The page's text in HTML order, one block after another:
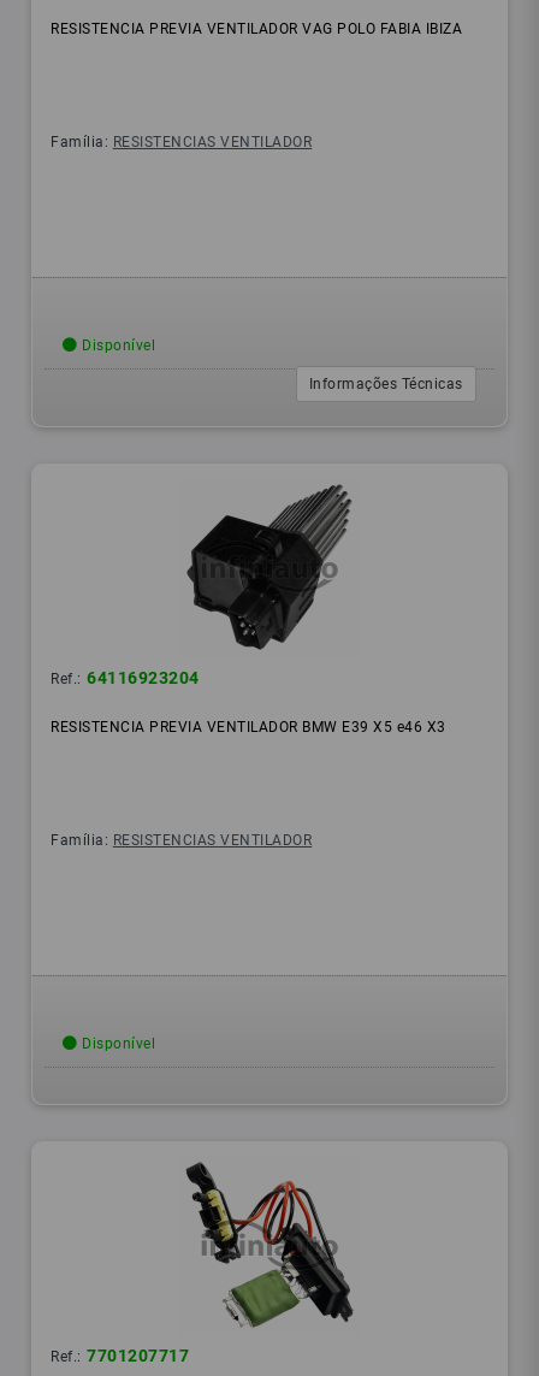
RESISTENCIA PREVIA VENTILADOR VAG POLO FABIA IBIZA
Família: RESISTENCIAS VENTILADOR
Disponível
Informações Técnicas
Ref.: 64116923204
RESISTENCIA PREVIA VENTILADOR BMW E39 X5 e46 X3
Família: RESISTENCIAS VENTILADOR
Disponível
Ref.: 7701207717